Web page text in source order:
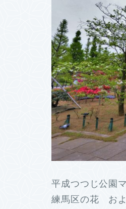
平成つつじ公園
練馬区の花 およ